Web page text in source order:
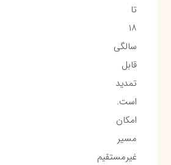
تا
۱۸
سالگی
قابل
تمدید
است.
امکان
مسیر
غیرمستقیم